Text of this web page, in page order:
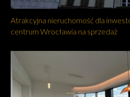
Atrakcyjna nieruchomość dla
centrum Wrocławia na sprzedaż